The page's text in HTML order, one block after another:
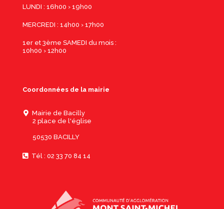
LUNDI : 16h00 › 19h00
MERCREDI : 14h00 › 17h00
1er et 3ème SAMEDI du mois :
10h00 › 12h00
Coordonnées de la mairie
Mairie de Bacilly
2 place de l'église
50530 BACILLY
Tél : 02 33 70 84 14